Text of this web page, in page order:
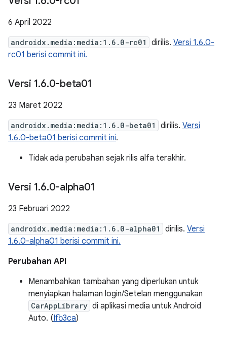
6 April 2022
androidx.media:media:1.6.0-rc01 dirilis. Versi 1.6.0-
rc01 berisi commit ini.
Versi 1.6.0-beta01
23 Maret 2022
androidx.media:media:1.6.0-beta01 dirilis. Versi
1.6.0-beta01 berisi commit ini.
Tidak ada perubahan sejak rilis alfa terakhir.
Versi 1.6.0-alpha01
23 Februari 2022
androidx.media:media:1.6.0-alpha01 dirilis. Versi
1.6.0-alpha01 berisi commit ini.
Perubahan API
Menambahkan tambahan yang diperlukan untuk
menyiapkan halaman login/Setelan menggunakan
CarAppLibrary di aplikasi media untuk Android
Auto. (Ifb3ca)